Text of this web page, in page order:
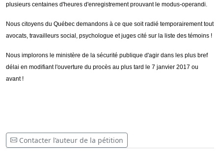
plusieurs centaines d'heures d'enregistrement prouvant le modus-operandi.
Nous citoyens du Québec demandons à ce que soit radié temporairement tout
avocats, travailleurs social, psychologue et juges cité sur la liste des témoins !
Nous implorons le ministère de la sécurité publique d'agir dans les plus bref
délai en modifiant l'ouverture du procès au plus tard le 7 janvier 2017 ou
avant !
Contacter l’auteur de la pétition